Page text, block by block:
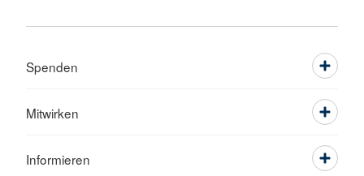
Spenden
Mitwirken
Informieren